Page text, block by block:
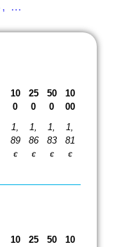
TÈXTIL, GORRES, PARAIGÜES
10
0
25
0
50
0
10
00
1,
89
€
1,
86
€
1,
83
€
1,
81
€
10
25
50
10